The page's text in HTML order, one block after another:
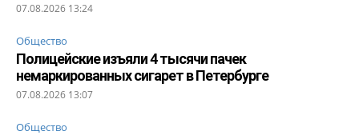
07.08.2026 13:24
Общество
Полицейские изъяли 4 тысячи пачек
немаркированных сигарет в Петербурге
07.08.2026 13:07
Общество